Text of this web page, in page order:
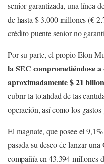
senior garantizada, una línea
de hasta $ 3,000 millones (€
crédito puente senior no
Por su parte, el propio Elon
la SEC comprometiéndose
aproximadamente $ 21
cubrir la totalidad de las
operación, así como los
El magnate, que posee el
pasada su deseo de lanzar
compañía en 43.394 millones